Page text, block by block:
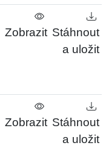
Zobrazit Stáhnout
a uložit
Zobrazit Stáhnout
a uložit